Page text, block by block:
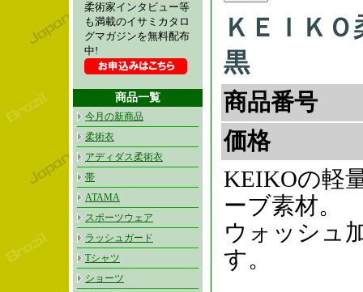
柔術家インタビュー等
も満載のイサミカタロ
グマガジンを無料配布
中!
商品一覧
今月の新商品
柔術衣
アディダス柔術衣
帯
ATAMA
スポーツウェア
ラッシュガード
Tシャツ
ショーツ
ＫＥＩＫ
黒
商品番号
価格
KEIKOの軽
ーブ素材。
ウォッシュ
す。